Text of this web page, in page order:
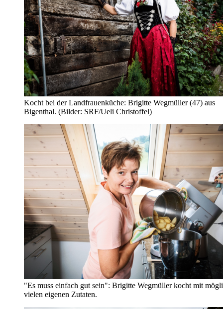
Kocht bei der Landfrauenküche: Brigitte Wegmüller (47) aus
Bigenthal. (Bilder: SRF/Ueli Christoffel)
"Es muss einfach gut sein": Brigitte Wegmüller kocht mit
vielen eigenen Zutaten.